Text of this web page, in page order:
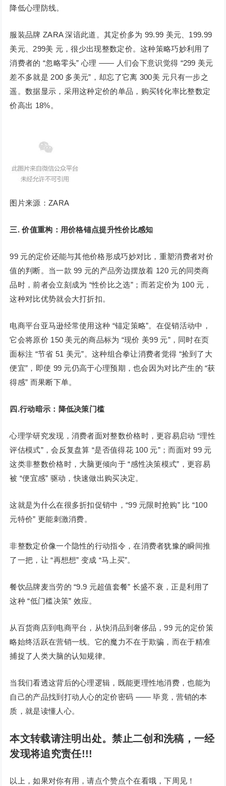
降低心理防线。
服装品牌 ZARA 深谙此道。其定价多为 99.99 美元、199.99
美元、299美 元，很少出现整数定价。这种策略巧妙利用了
消费者的 “忽略零头” 心理 —— 人们会下意识觉得 “299 美元
差不多就是 200 多美元”，却忘了它离 300美 元只有一步之
遥。数据显示，采用这种定价的单品，购买转化率比整数定
价高出 18%。
图片来源：ZARA
三. 价值重构：用价格锚点提升性价比感知
99 元的定价还能与其他价格形成巧妙对比，重塑消费者对价
值的判断。当一款 99 元的产品旁边摆放着 120 元的同类商
品时，前者会立刻成为 “性价比之选”；而若定价为 100 元，
这种对比优势就会大打折扣。
电商平台亚马逊经常使用这种 “锚定策略”。在促销活动中，
它会将原价 150 美元的商品标为 “现价 美99 元”，同时在页
面标注 “节省 51 美元”。这种组合拳让消费者觉得 “捡到了大
便宜”，即使 99 元仍高于心理预期，也会因为对比产生的 “获
得感” 而果断下单。
四.行动暗示：降低决策门槛
心理学研究发现，消费者面对整数价格时，更容易启动 “理性
评估模式”，会反复盘算 “是否值得花 100 元”；而面对 99 元
这类非整数价格时，大脑更倾向于 “感性决策模式”，更容易
被 “便宜感” 驱动，快速做出购买决定。
这就是为什么在很多折扣促销中，“99 元限时抢购” 比 “100
元特价” 更能刺激消费。
非整数定价像一个隐性的行动指令，在消费者犹豫的瞬间推
了一把，让 “再想想” 变成 “马上买”。
餐饮品牌麦当劳的 “9.9 元超值套餐” 长盛不衰，正是利用了
这种 “低门槛决策” 效应。
从百货商店到电商平台，从快消品到奢侈品，99 元的定价策
略始终活跃在营销一线。它的魔力不在于欺骗，而在于精准
捕捉了人类大脑的认知规律。
当我们看透这背后的心理逻辑，既能更理性地消费，也能为
自己的产品找到打动人心的定价密码 —— 毕竟，营销的本
质，就是读懂人心。
本文转载请注明出处。禁止二创和洗稿，一经
发现将追究责任!!!
以上，如果对你有用，请点个赞点个在看哦，下周见！